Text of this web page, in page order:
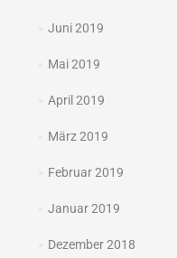
Juni 2019
Mai 2019
April 2019
März 2019
Februar 2019
Januar 2019
Dezember 2018